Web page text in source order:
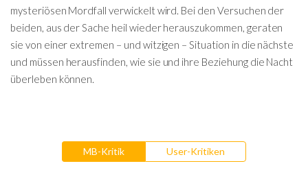
mysteriösen Mordfall verwickelt wird. Bei den Versuchen der
beiden, aus der Sache heil wieder herauszukommen, geraten
sie von einer extremen – und witzigen – Situation in die nächste
und müssen herausfinden, wie sie und ihre Beziehung die Nacht
überleben können.
MB-Kritik User-Kritiken